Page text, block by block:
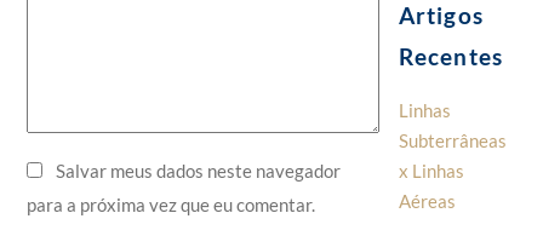
Salvar meus dados neste navegador
para a próxima vez que eu comentar.
Artigos
Recentes
Linhas
Subterrâneas
x Linhas
Aéreas